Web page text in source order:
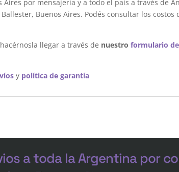
Aires por mensajería y a todo el país a través de
Buenos Aires. Podés consultar los
llegar a través de nuestroformulario
y política de garantía
a toda la Argentina por